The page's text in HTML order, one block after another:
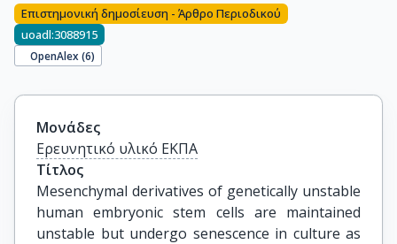
Επιστημονική δημοσίευση - Άρθρο Περιοδικού
uoadl:3088915
OpenAlex (6)
Μονάδες
Ερευνητικό υλικό ΕΚΠΑ
Τίτλος
Mesenchymal derivatives of genetically unstable
human embryonic stem cells are maintained
unstable but undergo senescence in culture as